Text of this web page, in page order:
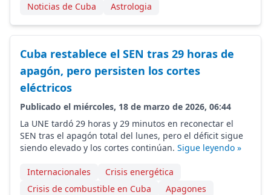
Noticias de Cuba
Astrologia
Cuba restablece el SEN tras 29 horas de
apagón, pero persisten los cortes
eléctricos
Publicado el miércoles, 18 de marzo de 2026, 06:44
La UNE tardó 29 horas y 29 minutos en reconectar el
SEN tras el apagón total del lunes, pero el déficit sigue
siendo elevado y los cortes continúan. Sigue leyendo »
Internacionales
Crisis energética
Crisis de combustible en Cuba
Apagones